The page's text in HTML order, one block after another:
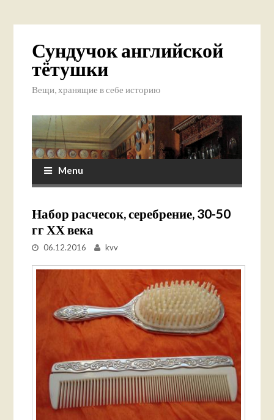
Сундучок английской
тётушки
Вещи, хранящие в себе историю
Menu
Набор расчесок, серебрение, 30-50
гг ХХ века
06.12.2016 kvv